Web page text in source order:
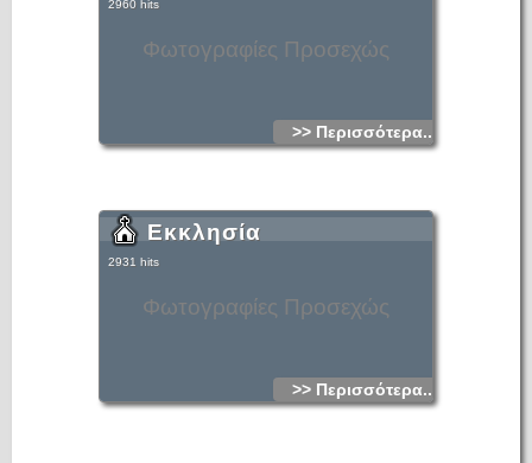
Φωτογραφίες Προσεχώς
2960 hits
>> Περισσότερα...
Φωτογραφίες Προσεχώς
Εκκλησία
2931 hits
>> Περισσότερα...